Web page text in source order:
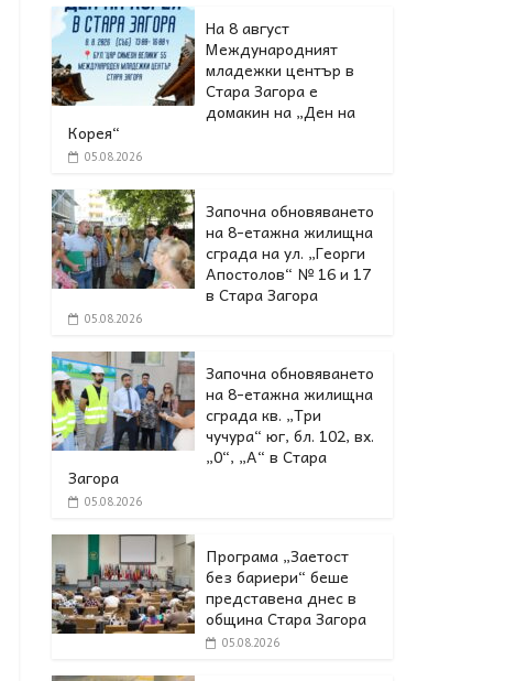
На 8 август
Международният
младежки център в
Стара Загора е
домакин на „Ден на
Корея“
05.08.2026
Започна обновяването
на 8-етажна жилищна
сграда на ул. „Георги
Апостолов“ № 16 и 17
в Стара Загора
05.08.2026
Започна обновяването
на 8-етажна жилищна
сграда кв. „Три
чучура“ юг, бл. 102, вх.
„0“, „А“ в Стара
Загора
05.08.2026
Програма „Заетост
без бариери“ беше
представена днес в
oбщина Стара Загора
05.08.2026